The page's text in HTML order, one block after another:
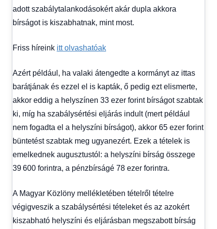
adott szabálytalankodásokért akár dupla akkora
bírságot is kiszabhatnak, mint most.
Friss híreink itt olvashatóak
Azért például, ha valaki átengedte a kormányt az ittas
barátjának és ezzel el is kapták, ő pedig ezt elismerte,
akkor eddig a helyszínen 33 ezer forint bírságot szabtak
ki, míg ha szabálysértési eljárás indult (mert például
nem fogadta el a helyszíni bírságot), akkor 65 ezer forint
büntetést szabtak meg ugyanezért. Ezek a tételek is
emelkednek augusztustól: a helyszíni bírság összege
39 600 forintra, a pénzbírságé 78 ezer forintra.
A Magyar Közlöny mellékletében tételről tételre
végigveszik a szabálysértési tételeket és az azokért
kiszabható helyszíni és eljárásban megszabott bírság